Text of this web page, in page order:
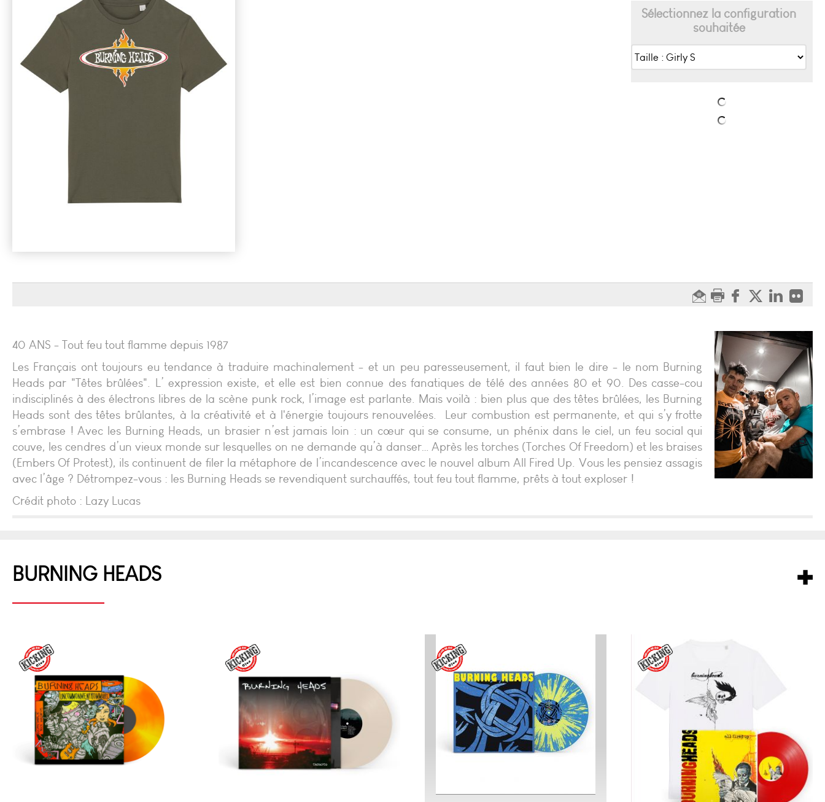
Sélectionnez la configuration
souhaitée
40 ANS - Tout feu tout flamme depuis 1987
Les Français ont toujours eu tendance à traduire machinalement - et un peu paresseusement, il faut bien le dire - le nom Burning
Heads par "Têtes brûlées". L’ expression existe, et elle est bien connue des fanatiques de télé des années 80 et 90. Des casse-cou
indisciplinés à des électrons libres de la scène punk rock, l’image est parlante. Mais voilà : bien plus que des têtes brûlées, les Burning
Heads sont des têtes brûlantes, à la créativité et à l'énergie toujours renouvelées. Leur combustion est permanente, et qui s’y frotte
s’embrase ! Avec les Burning Heads, un brasier n’est jamais loin : un cœur qui se consume, un phénix dans le ciel, un feu social qui
couve, les cendres d’un vieux monde sur lesquelles on ne demande qu’à danser… Après les torches (Torches Of Freedom) et les braises
(Embers Of Protest), ils continuent de filer la métaphore de l’incandescence avec le nouvel album All Fired Up. Vous les pensiez assagis
avec l’âge ? Détrompez-vous : les Burning Heads se revendiquent surchauffés, tout feu tout flamme, prêts à tout exploser !
Crédit photo : Lazy Lucas
BURNING HEADS